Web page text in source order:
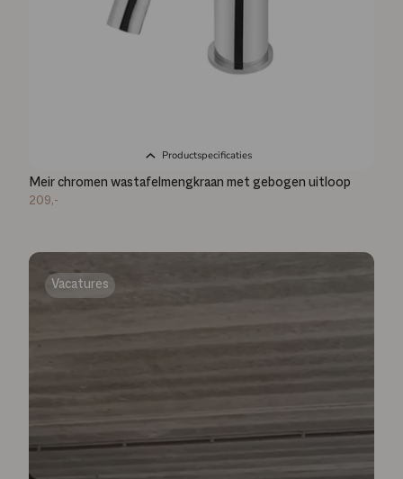
Productspecificaties
Meir chromen wastafelmengkraan met gebogen uitloop
209,-
Vacatures